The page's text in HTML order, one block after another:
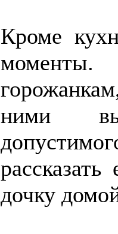
Кроме
моменты.
ними
дочку